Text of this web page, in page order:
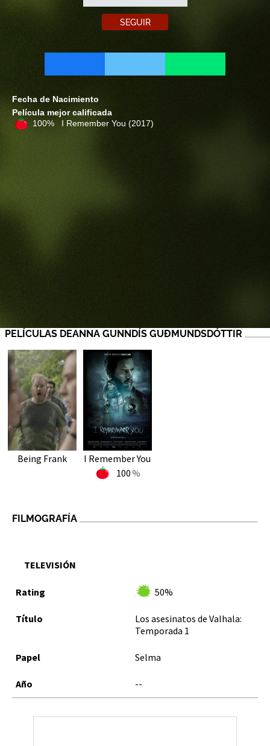
SEGUIR
Fecha de Nacimiento
Película mejor calificada
100% I Remember You (2017)
PELÍCULAS DEANNA GUNNDÍS GUÐMUNDSDÓTTIR
Being Frank
I Remember You
100
FILMOGRAFÍA
TELEVISIÓN
50%
Los asesinatos de Valhala:
Temporada 1
Selma
--